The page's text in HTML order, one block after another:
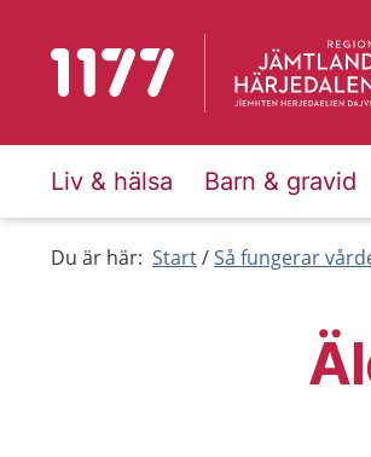
Till startsidan för 1177
Liv & hälsa Barn & gravid
Du är här: Start Så fungerar